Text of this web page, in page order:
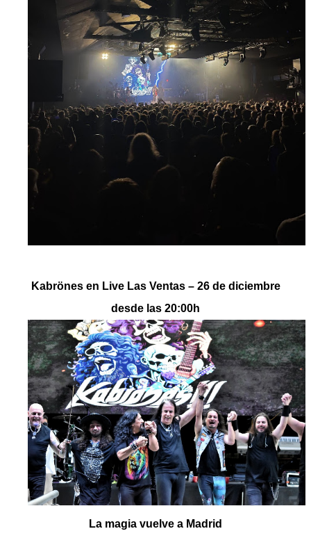
Kabrönes en Live Las Ventas – 26 de diciembre
desde las 20:00h
La magia vuelve a Madrid